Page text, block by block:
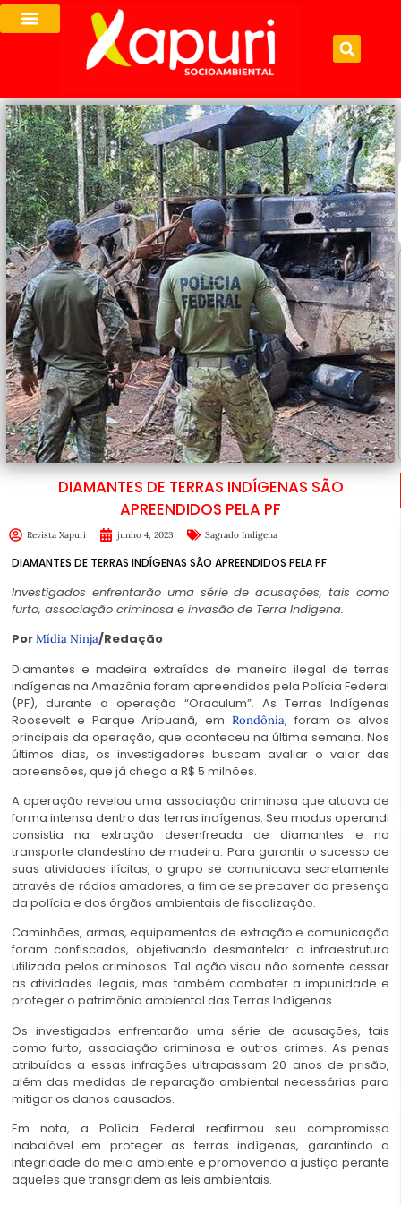
DIAMANTES DE TERRAS INDÍGENAS SÃO
APREENDIDOS PELA PF
Revista Xapuri junho 4, 2023 Sagrado Indígena
DIAMANTES DE TERRAS INDÍGENAS SÃO APREENDIDOS PELA PF
Investigados enfrentarão uma série de acusações, tais como
furto, associação criminosa e invasão de Terra Indígena.
PorMídia Ninja/Redação
Diamantes e madeira extraídos de maneira ilegal de terras
indígenas na Amazônia foram apreendidos pela Polícia Federal
(PF), durante a operação “Oraculum”. As Terras Indígenas
Roosevelt e Parque Aripuanã, em Rondônia, foram os alvos
principais da operação, que aconteceu na última semana. Nos
últimos dias, os investigadores buscam avaliar o valor das
apreensões, que já chega a R$ 5 milhões.
A operação revelou uma associação criminosa que atuava de
forma intensa dentro das terras indígenas. Seu modus operandi
consistia na extração desenfreada de diamantes e no
transporte clandestino de madeira. Para garantir o sucesso de
suas atividades ilícitas, o grupo se comunicava secretamente
através de rádios amadores, a fim de se precaver da presença
da polícia e dos órgãos ambientais de fiscalização.
Caminhões, armas, equipamentos de extração e comunicação
foram confiscados, objetivando desmantelar a infraestrutura
utilizada pelos criminosos. Tal ação visou não somente cessar
as atividades ilegais, mas também combater a impunidade e
proteger o patrimônio ambiental das Terras Indígenas.
Os investigados enfrentarão uma série de acusações, tais
como furto, associação criminosa e outros crimes. As penas
atribuídas a essas infrações ultrapassam 20 anos de prisão,
além das medidas de reparação ambiental necessárias para
mitigar os danos causados.
Em nota, a Polícia Federal reafirmou seu compromisso
inabalável em proteger as terras indígenas, garantindo a
integridade do meio ambiente e promovendo a justiça perante
aqueles que transgridem as leis ambientais.